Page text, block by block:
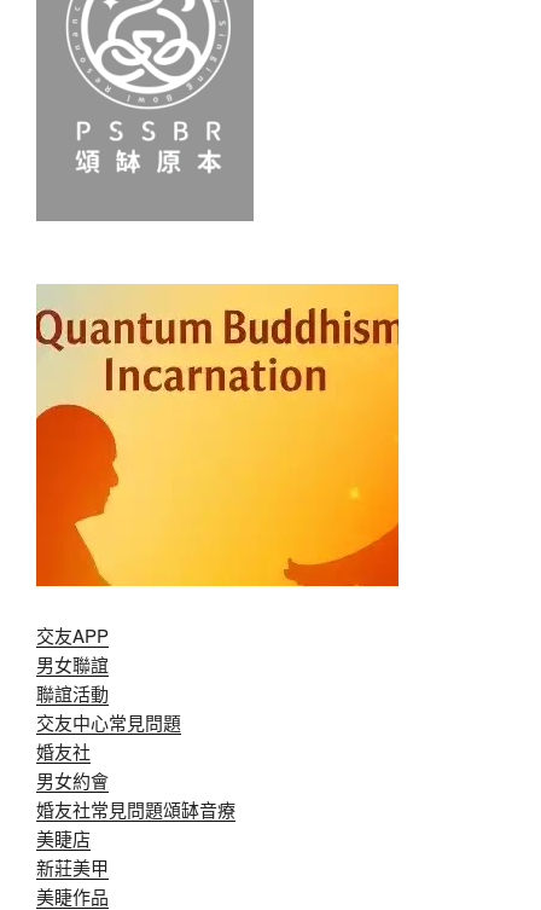
交友APP
男女聯誼
聯誼活動
交友中心常見問題
婚友社
男女約會
婚友社常見問題頌缽音療
美睫店
新莊美甲
美睫作品